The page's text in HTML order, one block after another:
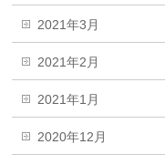
2021年3月
2021年2月
2021年1月
2020年12月